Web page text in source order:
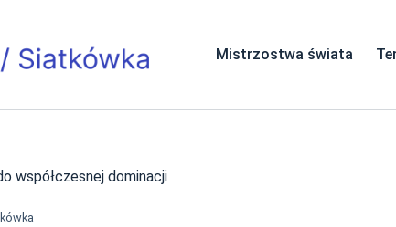
Mistrzostwa świata
współczesnej dominacji